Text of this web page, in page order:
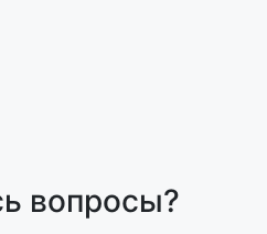
вопросы?